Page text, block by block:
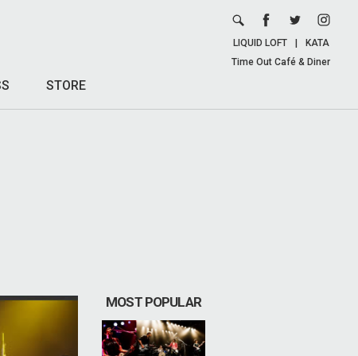
STORE
LIQUID LOFT
KATA
Time Out Café & Diner
MOST POPULAR